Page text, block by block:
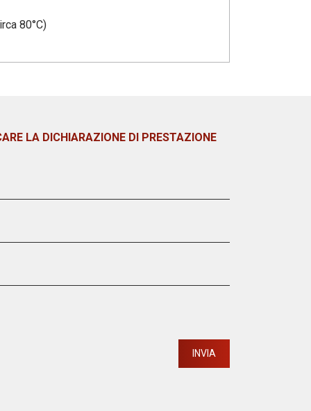
80°C)
LA DICHIARAZIONE DI PRESTAZIONE